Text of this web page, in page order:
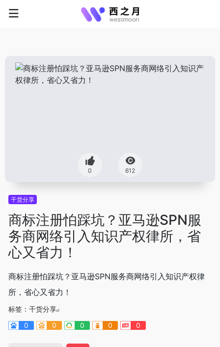
0 612
干货分享
商标注册怕踩坑？亚马逊SPN服
务商网络引入知识产权律所，省
心又省力！
商标注册怕踩坑？亚马逊SPN服务商网络引入知识产权律
所，省心又省力！
标签： 干货分享
0
0 0 0 0